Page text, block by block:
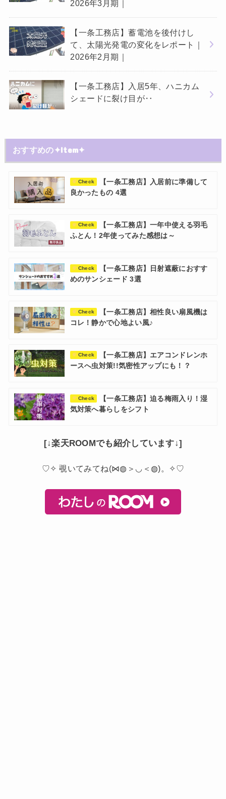
2026年3月期｜
【一条工務店】蓄電池を後付けし
て、太陽光発電の変化をレポート｜
2026年2月期｜
【一条工務店】入居5年、ハニカム
シェードに裂け目が‥
おすすめの✦Item✦
Check
【一条工務店】入居前に準備して
良かったもの 4選
Check
【一条工務店】一年中使える羽毛
ふとん！2年使ってみた感想は～
Check
【一条工務店】日射遮蔽におすす
めのサンシェード 3選
Check
【一条工務店】相性良い扇風機は
コレ！静かで心地よい風♪
Check
【一条工務店】エアコンドレンホ
ースへ虫対策!!気密性アップにも！？
Check
【一条工務店】迫る梅雨入り！湿
気対策へ暮らしをシフト
[↓楽天ROOMでも紹介しています↓]
♡✧ 覗いてみてね(⋈◍＞◡＜◍)。✧♡